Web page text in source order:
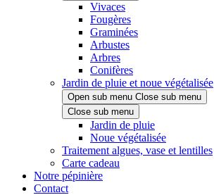
Vivaces
Fougères
Graminées
Arbustes
Arbres
Conifères
Jardin de pluie et noue végétalisée
Open sub menu Close sub menu
Close sub menu
Jardin de pluie
Noue végétalisée
Traitement algues, vase et lentilles
Carte cadeau
Notre pépinière
Contact